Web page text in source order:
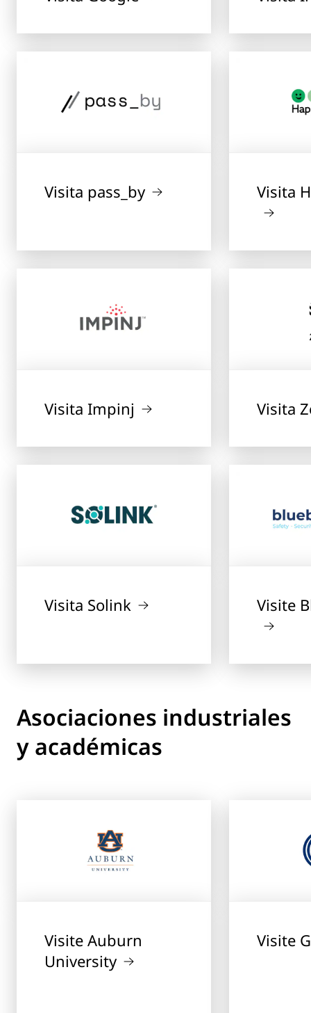
Visita pass_by Visita
Visita Impinj Visita
Visita Solink Visite
Asociaciones industriales
y académicas
Visite Auburn
University
Visite